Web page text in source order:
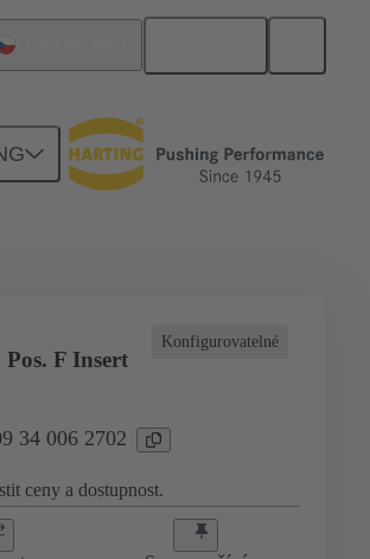
aplikace Proud do 16 A
Konfigurovatelné
F Insert
34 006 2702
ceny a dostupnost.